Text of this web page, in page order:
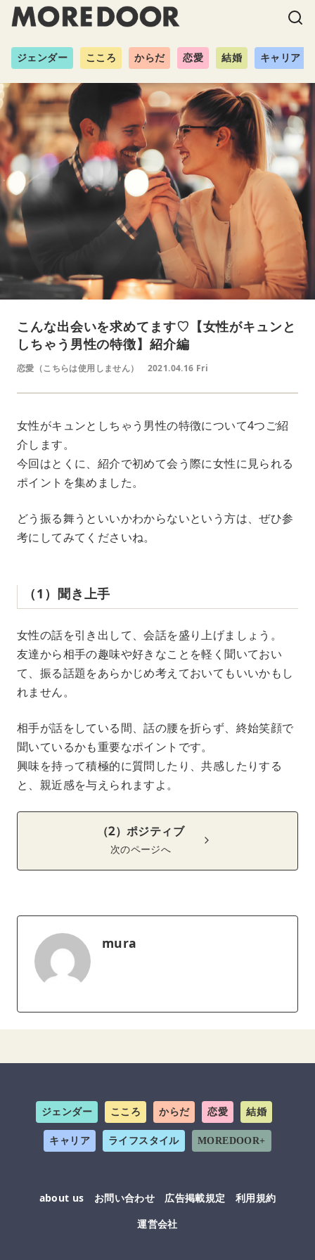
ジェンダー こころ からだ 恋愛 結婚 キャリア
こんな出会いを求めてます♡【女性がキュンと
しちゃう男性の特徴】紹介編
恋愛（こちらは使用しません） 2021.04.16 Fri
女性がキュンとしちゃう男性の特徴について4つご紹
介します。
今回はとくに、紹介で初めて会う際に女性に見られる
ポイントを集めました。
どう振る舞うといいかわからないという方は、ぜひ参
考にしてみてくださいね。
（1）聞き上手
女性の話を引き出して、会話を盛り上げましょう。
友達から相手の趣味や好きなことを軽く聞いておい
て、振る話題をあらかじめ考えておいてもいいかもし
れません。
相手が話をしている間、話の腰を折らず、終始笑顔で
聞いているかも重要なポイントです。
興味を持って積極的に質問したり、共感したりする
と、親近感を与えられますよ。
（2）ポジティブ
次のページへ
mura
ジェンダー こころ からだ 恋愛 結婚
キャリア ライフスタイル MOREDOOR+
about us お問い合わせ 広告掲載規定
利用規約
運営会社